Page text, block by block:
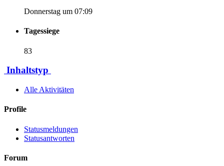
Donnerstag um 07:09
Tagessiege
83
Inhaltstyp
Alle Aktivitäten
Profile
Statusmeldungen
Statusantworten
Forum